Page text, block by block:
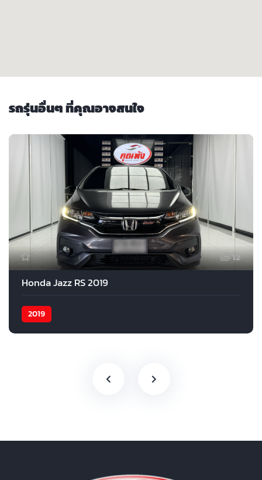
รถรุ่นอื่นๆ ที่คุณอาจสนใจ
12
Honda Jazz RS 2019
2019